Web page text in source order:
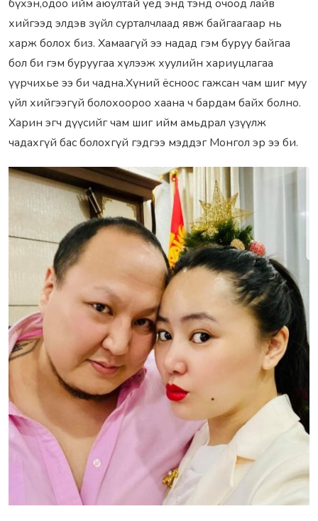
бүхэн,одоо ийм аюултай үед энд тэнд очоод лайв
хийгээд элдэв зүйл сурталчлаад явж байгаагаар нь
харж болох биз. Хамаагүй ээ надад гэм буруу байгаа
бол би гэм буруугаа хүлээж хуулийн хариуцлагаа
үүрчихье ээ би чадна.Хүний ёсноос гажсан чам шиг муу
үйл хийгээгүй болохоороо хаана ч бардам байх болно.
Харин эгч дүүсийг чам шиг ийм амьдрал үзүүлж
чадахгүй бас болохгүй гэдгээ мэддэг Монгол эр ээ би.